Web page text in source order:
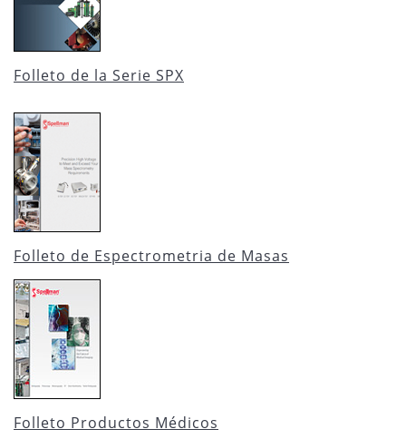
Folleto de la Serie SPX
Folleto de Espectrometria de Masas
Folleto Productos Médicos